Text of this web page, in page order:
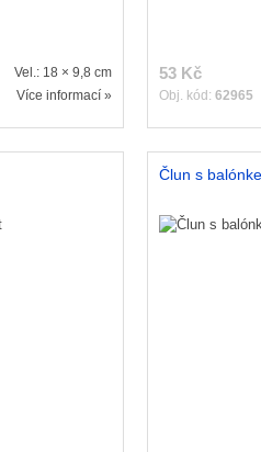
Vel.: 18 × 9,8 cm
Více informací »
53 Kč
Obj. kód: 62965
Člun s